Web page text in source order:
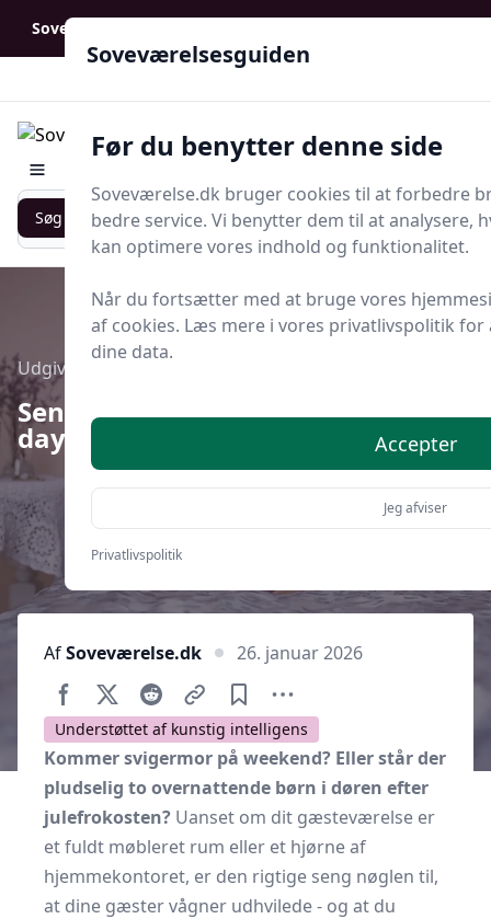
Soveværelsesguiden - Din guide til ro, stil og bedre søvn
Soveværelsesguiden
Menu
Søg nu
Søg nu
Udgivet i
Seng til gæsteværelset: foldbar,
daybed eller sengeramme?
AfSoveværelse.dk 26. januar 2026
Understøttet af kunstig intelligens
Kommer svigermor på weekend? Eller står der
pludselig to overnattende børn i døren efter
julefrokosten? Uanset om dit gæsteværelse er
et fuldt møbleret rum eller et hjørne af
hjemmekontoret, er den rigtige seng nøglen til,
at dine gæster vågner udhvilede - og at du
Soveværelsesguiden
Før du benytter denne side
Soveværelse.dk bruger cookies til at forbedre
bedre service. Vi benytter dem til at analysere,
kan optimere vores indhold og funktionalitet.
Når du fortsætter med at bruge vores
af cookies. Læs mere i vores privatlivspolitik
dine data.
Accepter
Jeg afviser
Privatlivspolitik